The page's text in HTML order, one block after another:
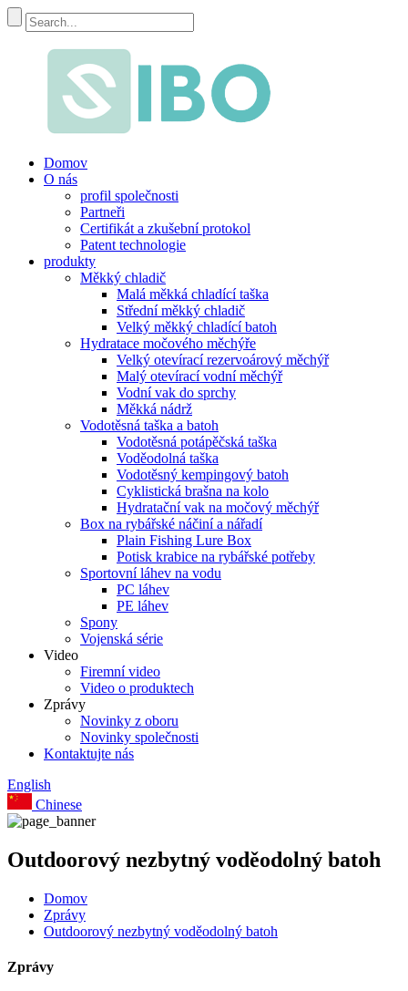
Domov
O nás
profil společnosti
Partneři
Certifikát a zkušební protokol
Patent technologie
produkty
Měkký chladič
Malá měkká chladící taška
Střední měkký chladič
Velký měkký chladící batoh
Hydratace močového měchýře
Velký otevírací rezervoárový měchýř
Malý otevírací vodní měchýř
Vodní vak do sprchy
Měkká nádrž
Vodotěsná taška a batoh
Vodotěsná potápěčská taška
Voděodolná taška
Vodotěsný kempingový batoh
Cyklistická brašna na kolo
Hydratační vak na močový měchýř
Box na rybářské náčiní a nářadí
Plain Fishing Lure Box
Potisk krabice na rybářské potřeby
Sportovní láhev na vodu
PC láhev
PE láhev
Spony
Vojenská série
Video
Firemní video
Video o produktech
Zprávy
Novinky z oboru
Novinky společnosti
Kontaktujte nás
English
Chinese
Outdoorový nezbytný voděodolný batoh
Domov
Zprávy
Outdoorový nezbytný voděodolný batoh
Zprávy